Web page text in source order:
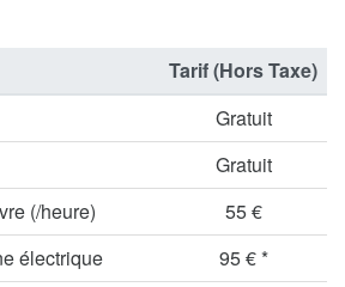
Tarif (Hors Taxe)
Gratuit
Gratuit
(/heure)
55 €
électrique
95 € *